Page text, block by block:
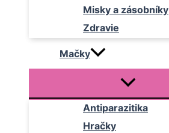
Misky a zásobníky
Zdravie
Mačky
Antiparazitika
Hračky